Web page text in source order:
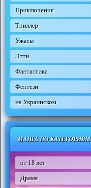
Приключения
Триллер
Ужасы
Этти
Фантастика
Фентези
на Украинском
МАНГА ПО КАТЕГОРИЯМ
от 18 лет
Драма